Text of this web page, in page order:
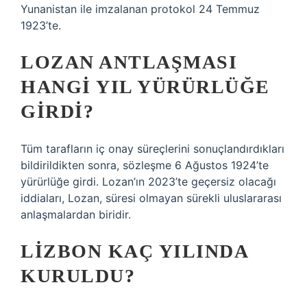
Yunanistan ile imzalanan protokol 24 Temmuz
1923’te.
LOZAN ANTLAŞMASI
HANGI YIL YÜRÜRLÜĞE
GIRDI?
Tüm tarafların iç onay süreçlerini sonuçlandırdıkları
bildirildikten sonra, sözleşme 6 Ağustos 1924’te
yürürlüğe girdi. Lozan’ın 2023’te geçersiz olacağı
iddiaları, Lozan, süresi olmayan sürekli uluslararası
anlaşmalardan biridir.
LIZBON KAÇ YILINDA
KURULDU?